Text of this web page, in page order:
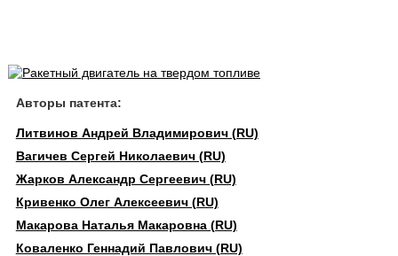
Авторы патента:
Литвинов Андрей Владимирович (RU)
Вагичев Сергей Николаевич (RU)
Жарков Александр Сергеевич (RU)
Кривенко Олег Алексеевич (RU)
Макарова Наталья Макаровна (RU)
Коваленко Геннадий Павлович (RU)